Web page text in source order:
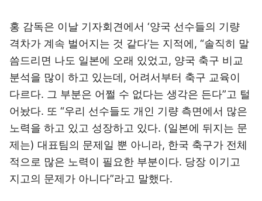
홍 감독은 이날 기자회견에서 ‘양국 선수들의 기량
격차가 계속 벌어지는 것 같다’는 지적에, “솔직히 말
씀드리면 나도 일본에 오래 있었고, 양국 축구 비교
분석을 많이 하고 있는데, 어려서부터 축구 교육이
다르다. 그 부분은 어쩔 수 없다는 생각은 든다”고 털
어놨다. 또 “우리 선수들도 개인 기량 측면에서 많은
노력을 하고 있고 성장하고 있다. (일본에 뒤지는 문
제는) 대표팀의 문제일 뿐 아니라, 한국 축구가 전체
적으로 많은 노력이 필요한 부분이다. 당장 이기고
지고의 문제가 아니다”라고 말했다.